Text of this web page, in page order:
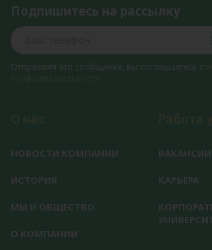
Подпишитесь на рассылку
Отправляя это сообщение, вы соглашаетесь с
НОВОСТИ КОМПАНИИ
ИСТОРИЯ
МЫ И ОБЩЕСТВО
О КОМПАНИИ
ВАКАНСИИ
КАРЬЕРА